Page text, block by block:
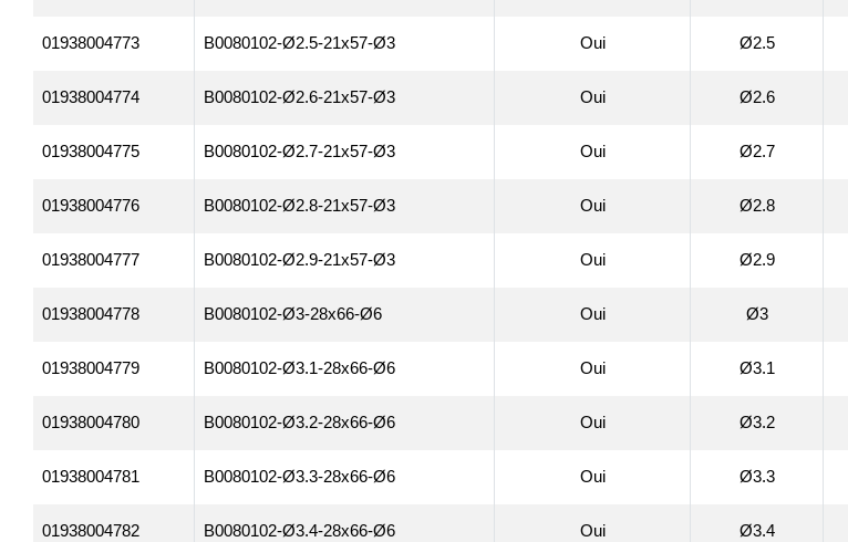
01938004773 B0080102-Ø2.5-21x57-Ø3 Oui Ø2.5
01938004774 B0080102-Ø2.6-21x57-Ø3 Oui Ø2.6
01938004775 B0080102-Ø2.7-21x57-Ø3 Oui Ø2.7
01938004776 B0080102-Ø2.8-21x57-Ø3 Oui Ø2.8
01938004777 B0080102-Ø2.9-21x57-Ø3 Oui Ø2.9
01938004778 B0080102-Ø3-28x66-Ø6 Oui Ø3
01938004779 B0080102-Ø3.1-28x66-Ø6 Oui Ø3.1
01938004780 B0080102-Ø3.2-28x66-Ø6 Oui Ø3.2
01938004781 B0080102-Ø3.3-28x66-Ø6 Oui Ø3.3
01938004782 B0080102-Ø3.4-28x66-Ø6 Oui Ø3.4